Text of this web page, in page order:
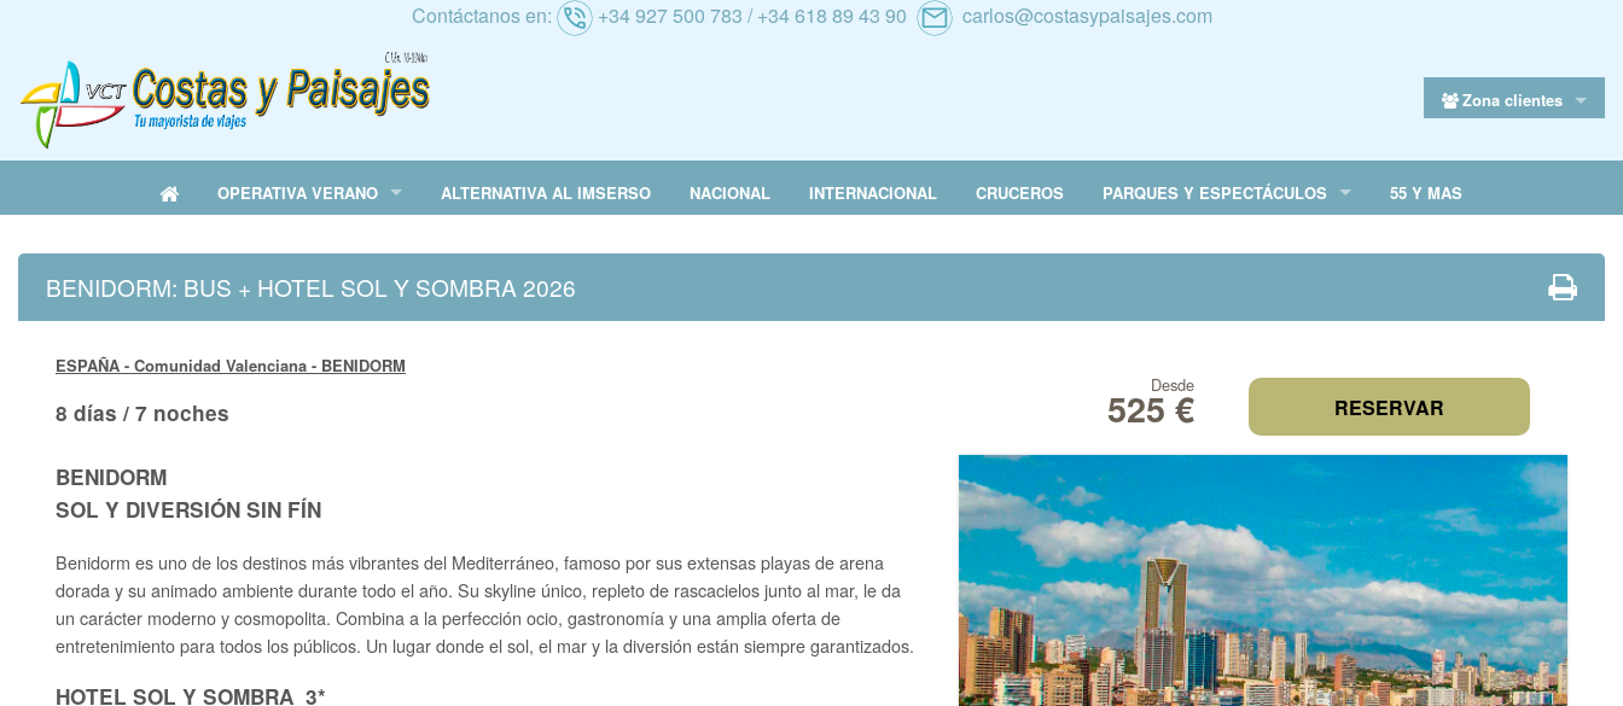
Contáctanos en: +34 927 500 783 / +34 618 89 43 90 carlos@costasypaisajes.com
Zona clientes
OPERATIVA VERANO ALTERNATIVA AL IMSERSO NACIONAL INTERNACIONAL CRUCEROS PARQUES Y ESPECTÁCULOS 55 Y MAS
BENIDORM: BUS + HOTEL SOL Y SOMBRA 2026
ESPAÑA - Comunidad Valenciana - BENIDORM
8 días / 7 noches
BENIDORM
SOL Y DIVERSIÓN SIN FÍN
Benidorm es uno de los destinos más vibrantes del Mediterráneo, famoso por sus extensas playas de arena
dorada y su animado ambiente durante todo el año. Su skyline único, repleto de rascacielos junto al mar, le da
un carácter moderno y cosmopolita. Combina a la perfección ocio, gastronomía y una amplia oferta de
entretenimiento para todos los públicos. Un lugar donde el sol, el mar y la diversión están siempre garantizados.
HOTEL SOL Y SOMBRA 3*
Desde
525 € RESERVAR